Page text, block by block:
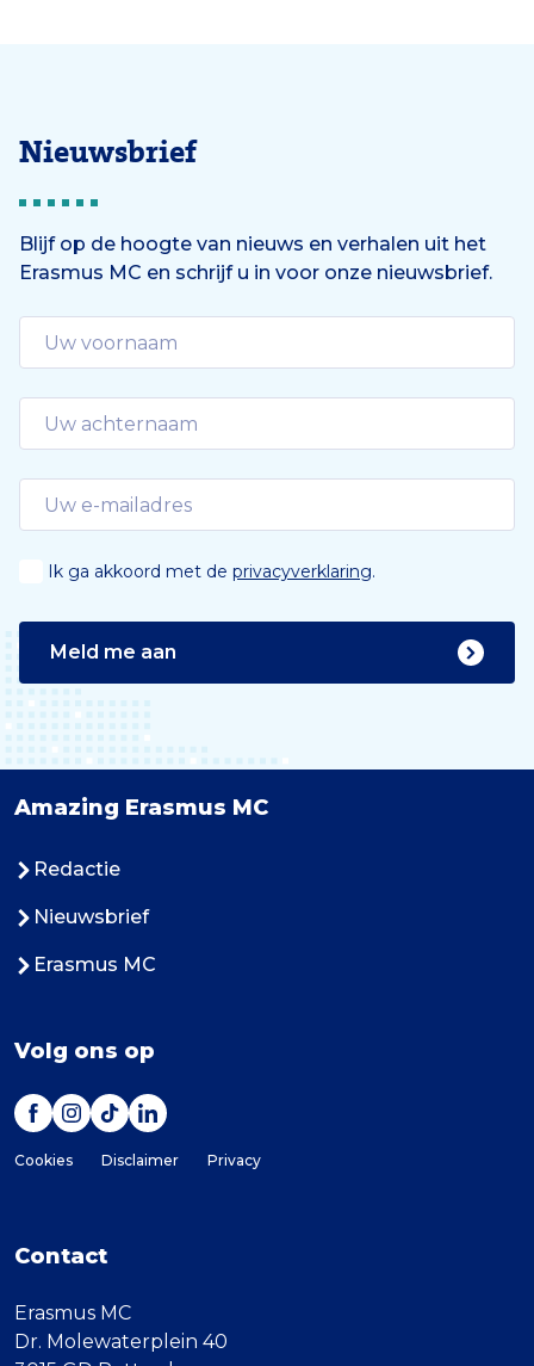
Nieuwsbrief
Blijf op de hoogte van nieuws en verhalen uit het
Erasmus MC en schrijf u in voor onze nieuwsbrief.
Ik ga akkoord met de privacyverklaring.
Meld me aan
Amazing Erasmus MC
Redactie
Nieuwsbrief
Erasmus MC
Volg ons op
Cookies Disclaimer Privacy
Contact
Erasmus MC
Dr. Molewaterplein 40